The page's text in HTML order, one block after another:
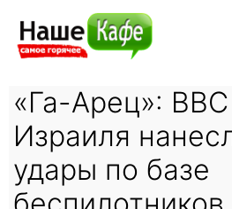
«Га-Арец»: ВВС
Израиля
удары по базе